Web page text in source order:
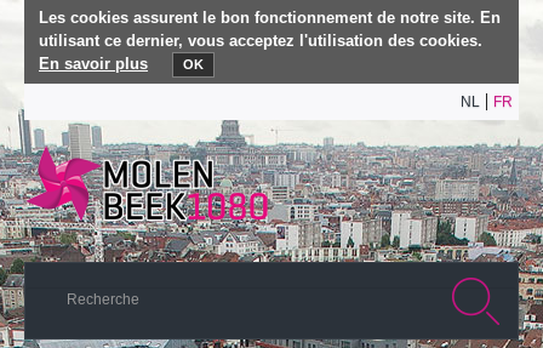
Les cookies assurent le bon fonctionnement de notre site. En
utilisant ce dernier, vous acceptez l'utilisation des cookies.
En savoir plus
OK
NL FR